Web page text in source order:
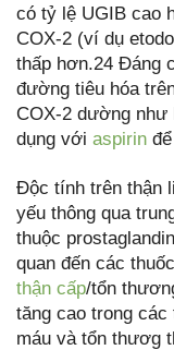
có tỷ lệ UGIB cao
COX-2 (ví dụ
thấp hơn.24 Đáng
đường tiêu hóa
COX-2 dường như
dụng với aspirin
Độc tính trên thận
yếu thông qua
thuộc
quan đến các
thận cấp/tổn
tăng cao trong
máu và tổn thươg